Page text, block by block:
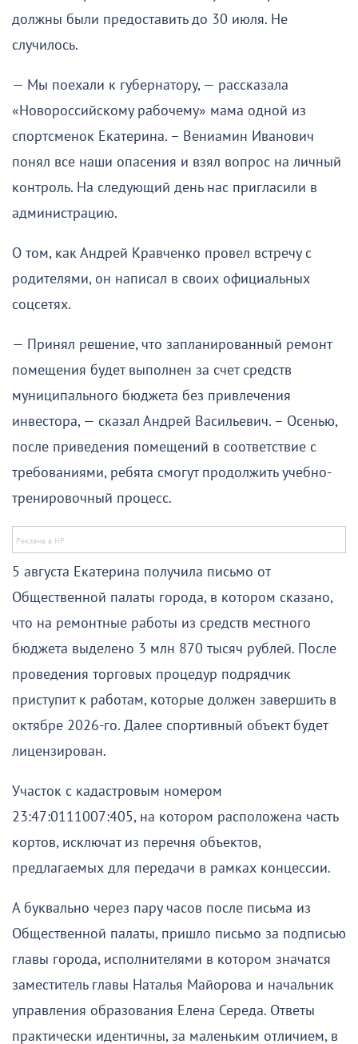
должны были предоставить до 30 июля. Не
случилось.
— Мы поехали к губернатору, — рассказала
«Новороссийскому рабочему» мама одной из
спортсменок Екатерина. – Вениамин Иванович
понял все наши опасения и взял вопрос на личный
контроль. На следующий день нас пригласили в
администрацию.
О том, как Андрей Кравченко провел встречу с
родителями, он написал в своих официальных
соцсетях.
— Принял решение, что запланированный ремонт
помещения будет выполнен за счет средств
муниципального бюджета без привлечения
инвестора, — сказал Андрей Васильевич. – Осенью,
после приведения помещений в соответствие с
требованиями, ребята смогут продолжить учебно-
тренировочный процесс.
5 августа Екатерина получила письмо от
Общественной палаты города, в котором сказано,
что на ремонтные работы из средств местного
бюджета выделено 3 млн 870 тысяч рублей. После
проведения торговых процедур подрядчик
приступит к работам, которые должен завершить в
октябре 2026-го. Далее спортивный объект будет
лицензирован.
Участок с кадастровым номером
23:47:0111007:405, на котором расположена часть
кортов, исключат из перечня объектов,
предлагаемых для передачи в рамках концессии.
А буквально через пару часов после письма из
Общественной палаты, пришло письмо за подписью
главы города, исполнителями в котором значатся
заместитель главы Наталья Майорова и начальник
управления образования Елена Середа. Ответы
практически идентичны, за маленьким отличием, в